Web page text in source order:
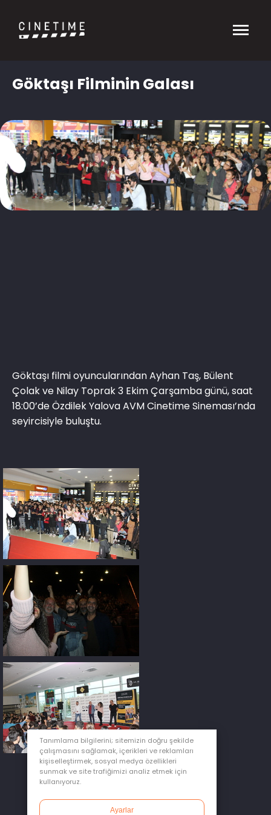
Göktaşı Filminin Galası
Göktaşı filmi oyuncularından Ayhan Taş, Bülent
Çolak ve Nilay Toprak 3 Ekim Çarşamba günü, saat
18:00’de Özdilek Yalova AVM Cinetime Sineması’nda
seyircisiyle buluştu.
Tanımlama bilgilerini; sitemizin doğru şekilde
çalışmasını sağlamak, içerikleri ve reklamları
kişiselleştirmek, sosyal medya özellikleri
sunmak ve site trafiğimizi analiz etmek için
kullanıyoruz.
Ayarlar